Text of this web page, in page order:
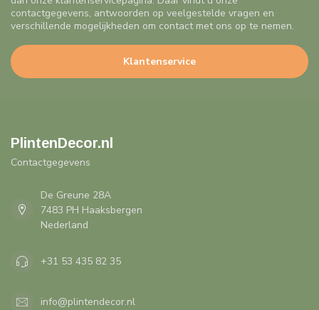
contactgegevens, antwoorden op veelgestelde vragen en
verschillende mogelijkheden om contact met ons op te nemen.
Klantenservice
PlintenDecor.nl
Contactgegevens
De Greune 28A
7483 PH Haaksbergen
Nederland
+31 53 435 82 35
info@plintendecor.nl